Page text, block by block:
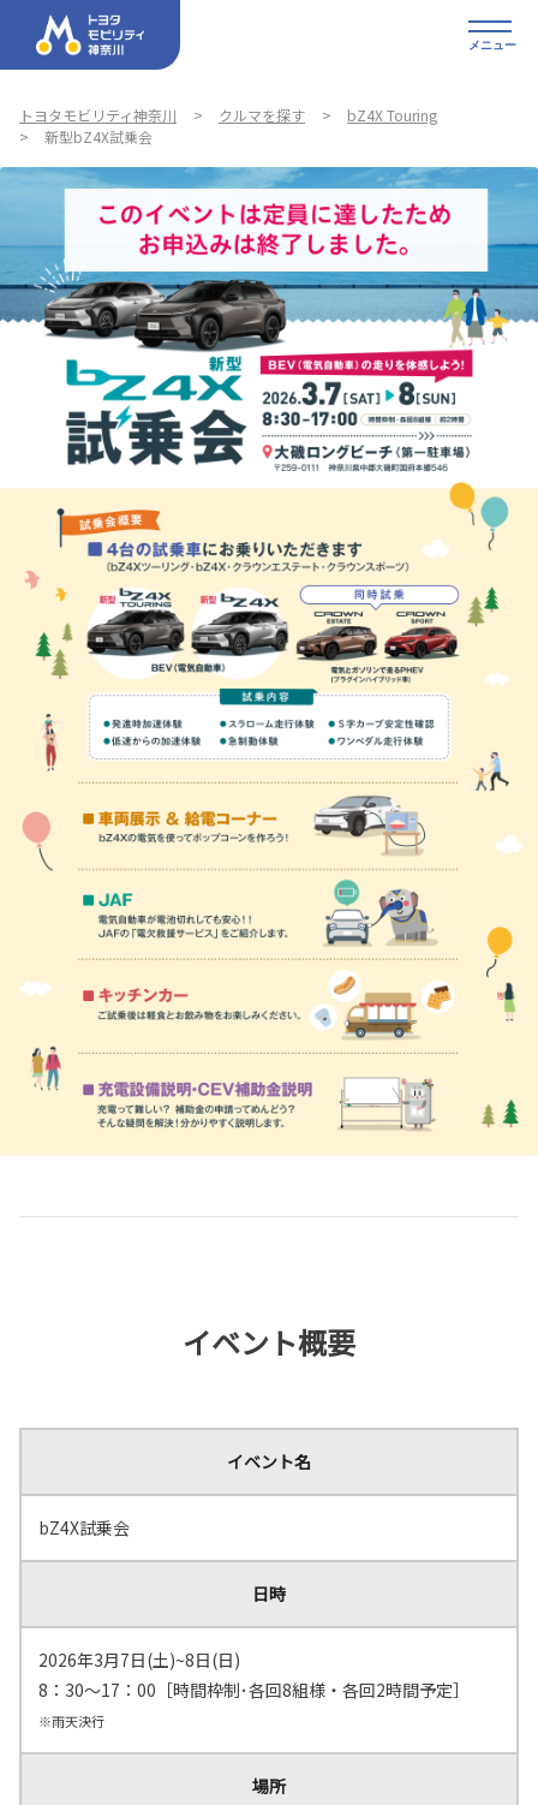
メニュー
トヨタモビリティ神奈川 クルマを探す
bZ4X Touring
新型bZ4X試乗会
イベント概要
イベント名
bZ4X試乗会
日時
2026年3月7日(土)~8日(日)
8：30～17：00［時間枠制･各回8組様・各回2時間予定］
※雨天決行
場所